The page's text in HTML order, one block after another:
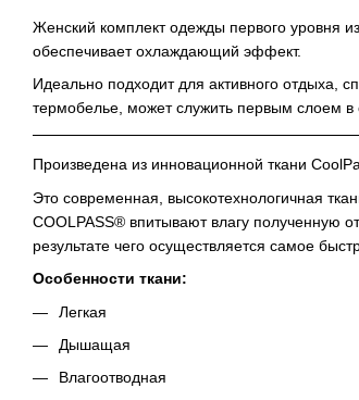
Женский комплект одежды первого уровня
обеспечивает охлаждающий эффект.
Идеально подходит для активного отдыха,
термобелье, может служить первым слоем
Произведена из инновационной ткани
Это современная, высокотехнологичная
COOLPASS® впитывают влагу полученную
результате чего осуществляется самое
Особенности ткани:
Легкая
Дышащая
Влагоотводная